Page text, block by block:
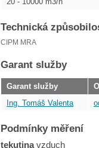
Technická
CIPM MRA
Garant služby
Garant služby
Ing. Tomáš Valenta
Podmínky měření
tekutinavzduch